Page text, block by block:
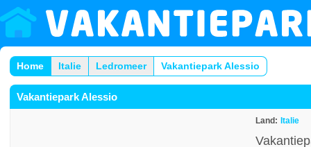
Home Italie Ledromeer Vakantiepark Alessio
Vakantiepark Alessio
Land: Italie